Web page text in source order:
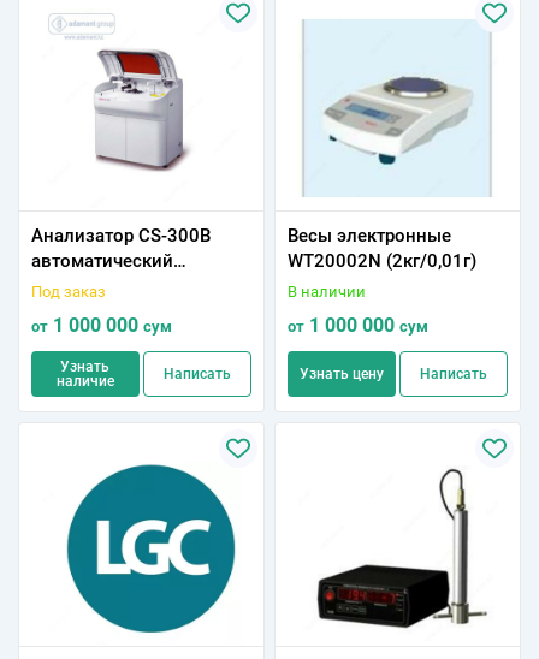
Анализатор CS-300В
автоматический
биохимический
Под заказ
от 1 000 000 сум
Узнать
наличие
Написать
Весы электронные
WT20002N (2кг/0,01г)
В наличии
от 1 000 000 сум
Узнать цену Написать